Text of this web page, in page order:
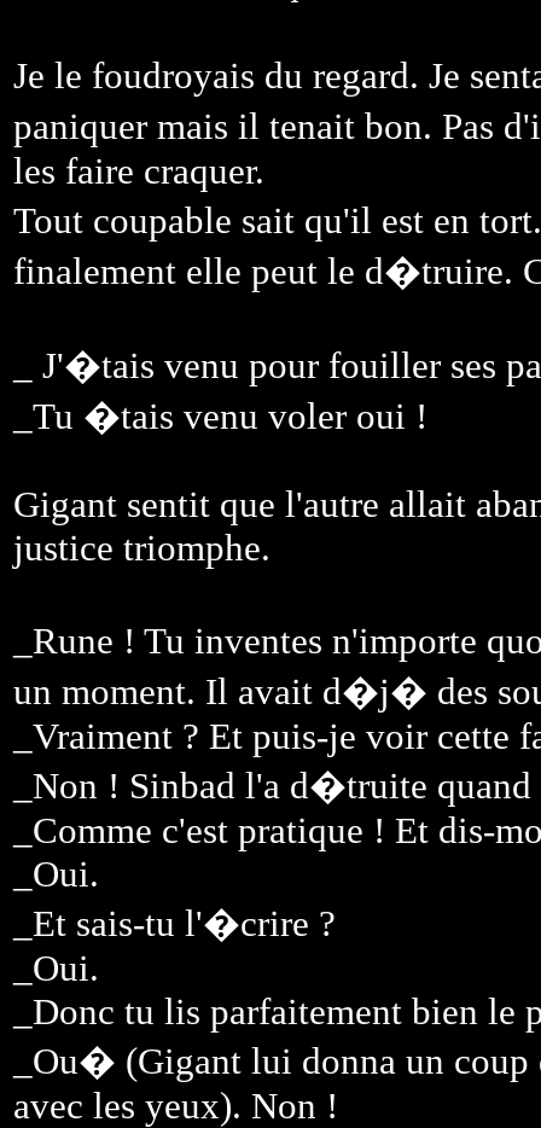
Je le foudroyais du regard. Je
paniquer mais il tenait bon.
les faire craquer.
Tout coupable sait qu'il est en
finalement elle peut le d�truire.
_ J'�tais venu pour fouiller ses
_Tu �tais venu voler oui !
Gigant sentit que l'autre allait
justice triomphe.
_Rune ! Tu inventes n'importe
un moment. Il avait d�j� des
_Vraiment ? Et puis-je voir cette
_Non ! Sinbad l'a d�truite
_Comme c'est pratique ! Et dis-
_Oui.
_Et sais-tu l'�crire ?
_Oui.
_Donc tu lis parfaitement bien le
_Ou� (Gigant lui donna un
avec les yeux). Non !